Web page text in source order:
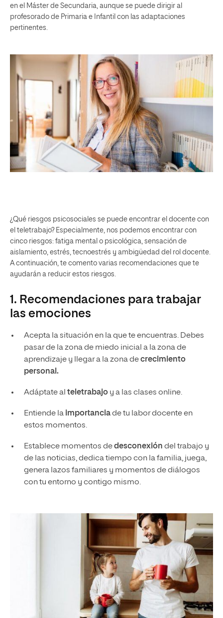
en el Máster de Secundaria, aunque se puede dirigir al
profesorado de Primaria e Infantil con las adaptaciones
pertinentes.
¿Qué riesgos psicosociales se puede encontrar el docente con
el teletrabajo? Especialmente, nos podemos encontrar con
cinco riesgos: fatiga mental o psicológica, sensación de
aislamiento, estrés, tecnoestrés y ambigüedad del rol docente.
A continuación, te comento varias recomendaciones que te
ayudarán a reducir estos riesgos.
1. Recomendaciones para trabajar
las emociones
Acepta la situación en la que te encuentras. Debes
pasar de la zona de miedo inicial a la zona de
aprendizaje y llegar a la zona decrecimiento
personal.
Adáptate al teletrabajoy a las clases online.
Entiende la importanciade tu labor docente en
estos momentos.
Establece momentos dedesconexión del trabajo y
de las noticias, dedica tiempo con la familia, juega,
genera lazos familiares y momentos de diálogos
con tu entorno y contigo mismo.